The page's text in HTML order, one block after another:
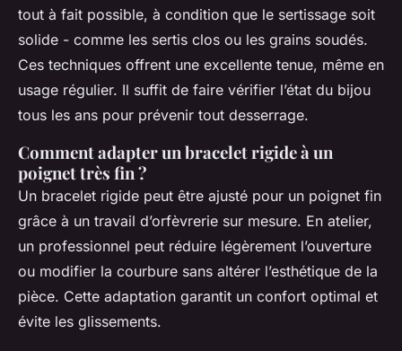
tout à fait possible, à condition que le sertissage soit
solide - comme les sertis clos ou les grains soudés.
Ces techniques offrent une excellente tenue, même en
usage régulier. Il suffit de faire vérifier l’état du bijou
tous les ans pour prévenir tout desserrage.
Comment adapter un bracelet rigide à un
poignet très fin ?
Un bracelet rigide peut être ajusté pour un poignet fin
grâce à un travail d’orfèvrerie sur mesure. En atelier,
un professionnel peut réduire légèrement l’ouverture
ou modifier la courbure sans altérer l’esthétique de la
pièce. Cette adaptation garantit un confort optimal et
évite les glissements.